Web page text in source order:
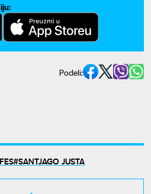
Podeli:
SANTJAGO JUSTA